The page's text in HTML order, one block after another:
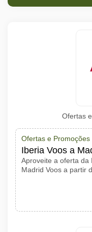
Ofertas
Ofertas e Promoções
Iberia Voos a
Aproveite a oferta da
Madrid Voos a partir